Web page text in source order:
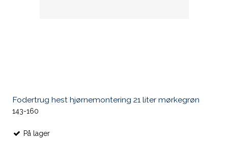
Fodertrug hest hjørnemontering 21 liter mørkegrøn
143-160
På lager